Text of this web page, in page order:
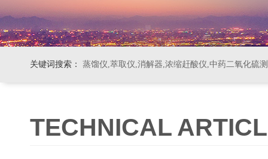
关键词搜索： 蒸馏仪,萃取仪,消解器,浓缩赶酸仪,中药二氧化硫
TECHNICAL